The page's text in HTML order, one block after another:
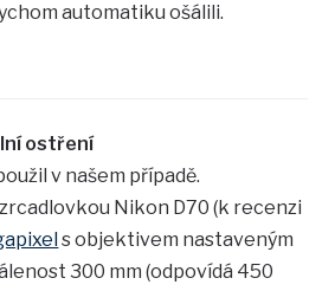
automatiku ošálili.
ostření
v našem případě.
Nikon D70 (k recenzi
s objektivem nastaveným
300 mm (odpovídá 450